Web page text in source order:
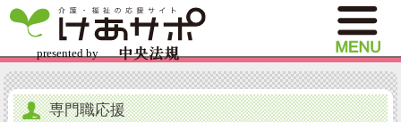
専門職応援